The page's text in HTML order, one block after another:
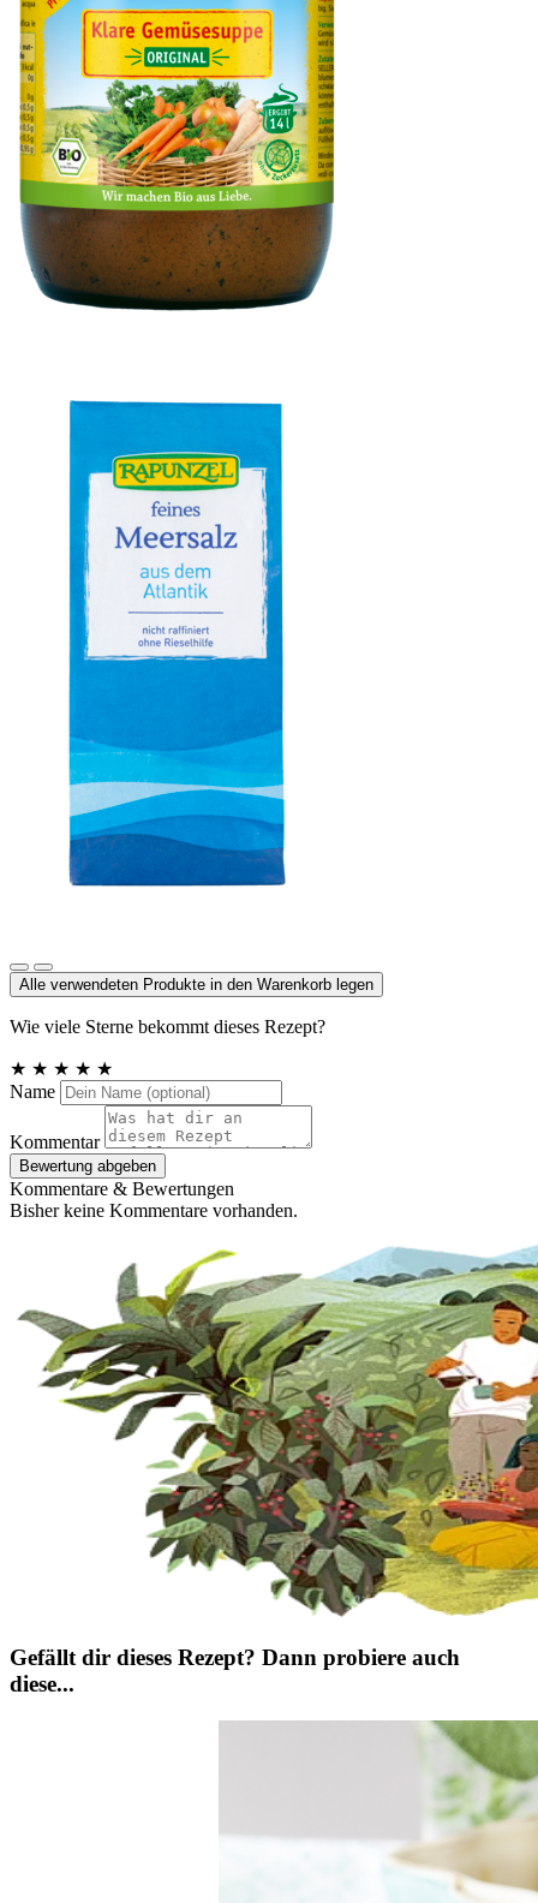
Alle verwendeten Produkte in den Warenkorb legen
Wie viele Sterne bekommt dieses Rezept?
★ ★ ★ ★ ★
Name
Kommentar
Bewertung abgeben
Kommentare & Bewertungen
Bisher keine Kommentare vorhanden.
Gefällt dir dieses Rezept? Dann probiere auch
diese...